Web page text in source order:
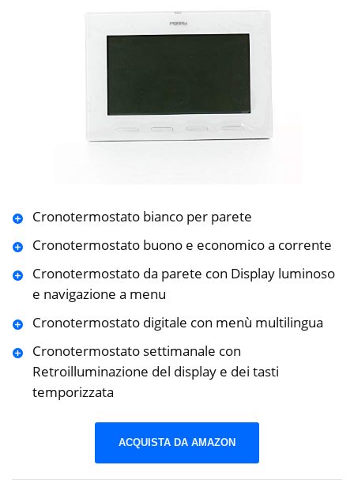
Cronotermostato bianco per parete
Cronotermostato buono e economico a corrente
Cronotermostato da parete con Display luminoso
e navigazione a menu
Cronotermostato digitale con menù multilingua
Cronotermostato settimanale con
Retroilluminazione del display e dei tasti
temporizzata
ACQUISTA DA AMAZON